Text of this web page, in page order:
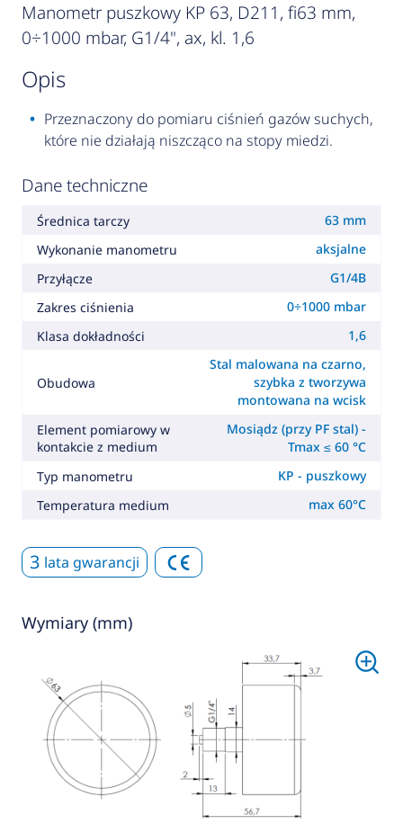
Manometr puszkowy KP 63, D211, fi63 mm,
0÷1000 mbar, G1/4", ax, kl. 1,6
opis
Przeznaczony do pomiaru ciśnień gazów suchych,
które nie działają niszcząco na stopy miedzi.
Dane techniczne
Średnica tarczy
63 mm
Wykonanie manometru
aksjalne
Przyłącze
G1/4B
Zakres ciśnienia
0÷1000 mbar
Klasa dokładności
1,6
Obudowa
Stal malowana na czarno,
szybka z tworzywa
montowana na wcisk
Element pomiarowy w
kontakcie z medium
Mosiądz (przy PF stal) -
Tmax ≤ 60 °C
Typ manometru
KP - puszkowy
Temperatura medium
max 60°C
3 lata gwarancji
Wymiary (mm)